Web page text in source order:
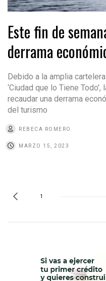
Este fin de
derrama
Debido a la amplia
‘Ciudad que lo Tiene
recaudar una derrama
del turismo
REBECA ROMERO
MARZO 15, 2023
1